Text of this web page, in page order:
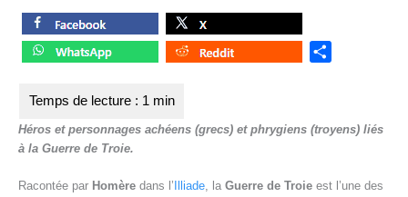
e
Héros et personnages achéens (grecs) et phrygiens (troyens) liés
à la Guerre de Troie.
Racontée par Homère dans l’ Illiade, la Guerre de Troie est l’une des